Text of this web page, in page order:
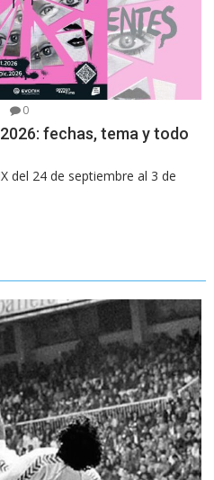
0
fechas, tema y todo
del 24 de septiembre al 3 de